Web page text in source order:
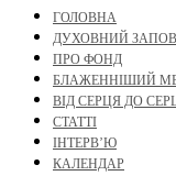
ГОЛОВНА
ДУХОВНИЙ
ПРО ФОНД
БЛАЖЕННІШИЙ
ВІД СЕРЦЯ ДО
СТАТТІ
ІНТЕРВ’Ю
КАЛЕНДАР